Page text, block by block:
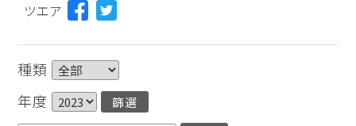
ツエア
種類
年度